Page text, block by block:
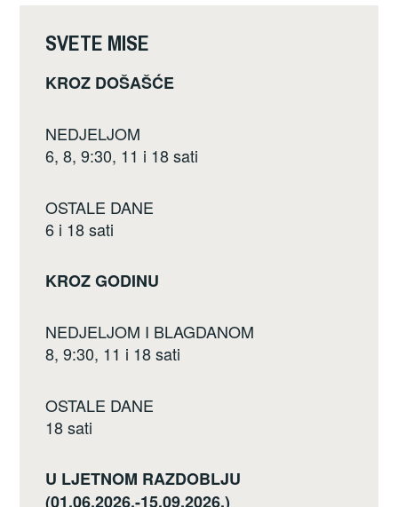
k
SVETE MISE
KROZ DOŠAŠĆE
NEDJELJOM
6, 8, 9:30, 11 i 18 sati
OSTALE DANE
6 i 18 sati
KROZ GODINU
NEDJELJOM I BLAGDANOM
8, 9:30, 11 i 18 sati
OSTALE DANE
18 sati
U LJETNOM RAZDOBLJU
(01.06.2026.-15.09.2026.)